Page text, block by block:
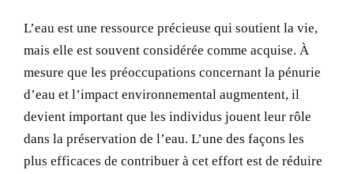
L’eau est une ressource précieuse qui soutient la vie,
mais elle est souvent considérée comme acquise. À
mesure que les préoccupations concernant la pénurie
d’eau et l’impact environnemental augmentent, il
devient important que les individus jouent leur rôle
dans la préservation de l’eau. L’une des façons les
plus efficaces de contribuer à cet effort est de réduire